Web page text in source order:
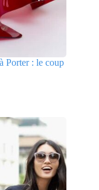
Porter : le coup